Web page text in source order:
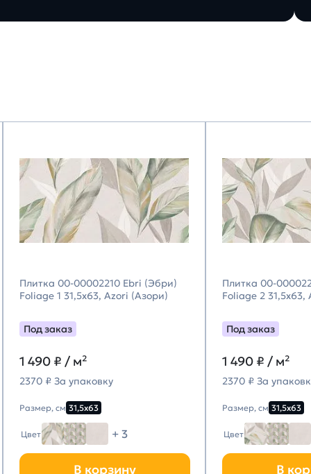
Плитка 00-00002210 Ebri (Эбри)
Foliage 1 31,5х63, Azori (Азори)
Под заказ
1 490 ₽ / м²
2370 ₽ За упаковку
Размер, см 31,5х63
Цвет + 3
В корзину
Плитка 00-
Foliage 2
Под заказ
1 490 ₽ / м²
2370 ₽ За
Размер, см 31,5х63
Цвет
В